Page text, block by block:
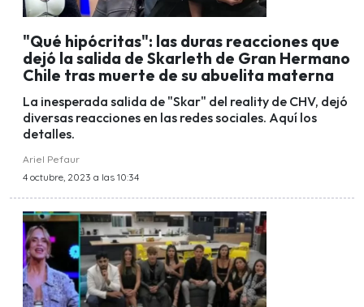
"Qué hipócritas": las duras reacciones que
dejó la salida de Skarleth de Gran Hermano
Chile tras muerte de su abuelita materna
La inesperada salida de "Skar" del reality de CHV, dejó
diversas reacciones en las redes sociales. Aquí los
detalles.
Ariel Pefaur
4 octubre, 2023 a las 10:34